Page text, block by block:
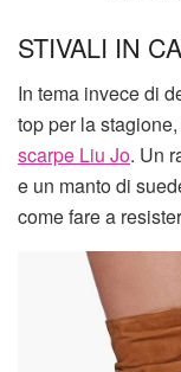
STIVALI IN
In tema invece di
top per la
scarpe Liu Jo. Un
e un manto di
come fare a